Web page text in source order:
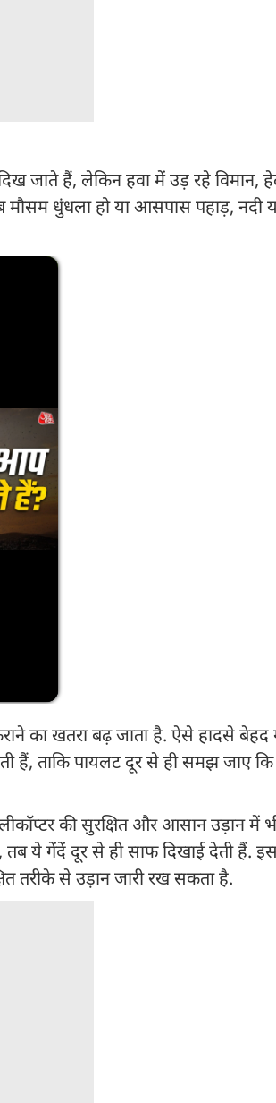
जाते हैं, लेकिन हवा में उड़ रहे विमान,
धुंधला हो या आसपास पहाड़, नदी
का खतरा बढ़ जाता है. ऐसे हादसे बेहद
हैं, ताकि पायलट दूर से ही समझ जाए
की सुरक्षित और आसान उड़ान में
ये गेंदें दूर से ही साफ दिखाई देती हैं.
तरीके से उड़ान जारी रख सकता है.